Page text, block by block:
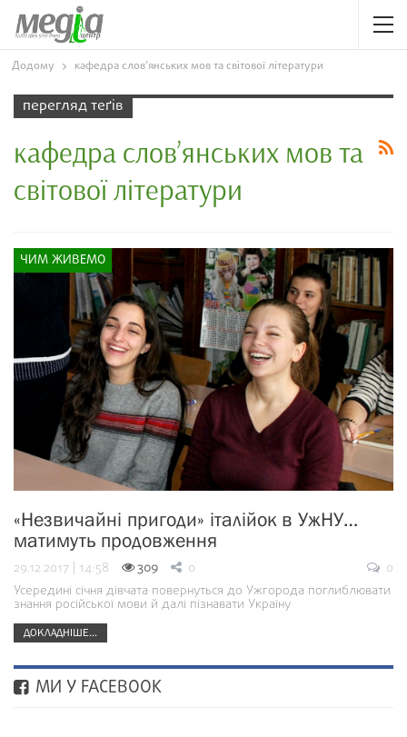
Додому кафедра слов’янських мов та світової літератури
перегляд теґів
кафедра слов’янських мов та
світової літератури
ЧИМ ЖИВЕМО
«Незвичайні пригоди» італійок в УжНУ…
матимуть продовження
29.12.2017 | 14:58 309 0
0
Усередині січня дівчата повернуться до Ужгорода поглиблювати
знання російської мови й далі пізнавати Україну
ДОКЛАДНІШЕ...
МИ У FACEBOOK